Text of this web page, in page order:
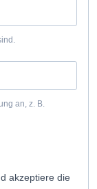
an, z. B.
akzeptiere die